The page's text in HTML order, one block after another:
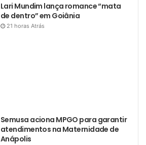
Lari Mundim lança romance “mata
de dentro” em Goiânia
21 horas Atrás
Semusa aciona MPGO para garantir
atendimentos na Maternidade de
Anápolis